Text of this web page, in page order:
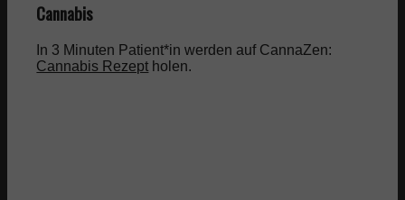
Cannabis
In 3 Minuten Patient*in werden auf CannaZen:
Cannabis Rezept holen.